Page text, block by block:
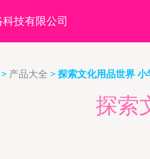
技有限公司
> 产品大全 > 探索文化用品世界
探索